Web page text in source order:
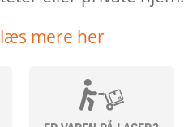
læs mere her